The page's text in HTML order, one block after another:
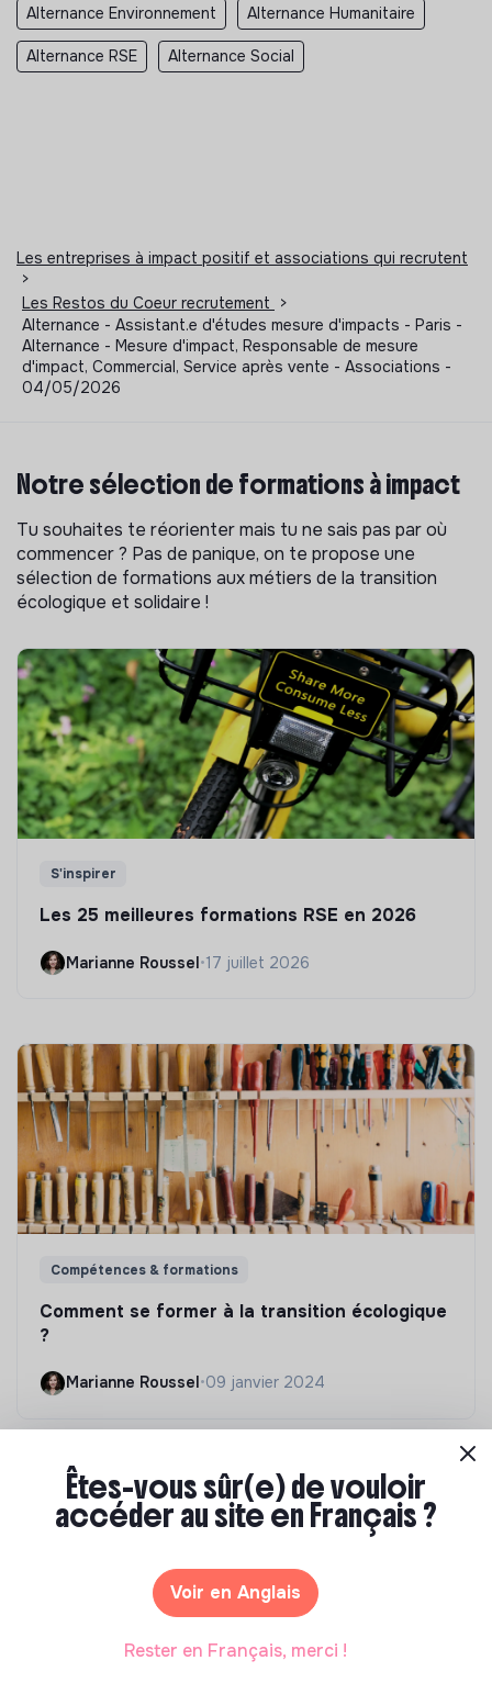
Alternance Environnement Alternance Humanitaire
Alternance RSE Alternance Social
Les entreprises à impact positif et associations qui recrutent
>
Les Restos du Coeur recrutement
>
Alternance - Assistant.e d'études mesure d'impacts - Paris -
Alternance - Mesure d'impact, Responsable de mesure
d'impact, Commercial, Service après vente - Associations -
04/05/2026
Notre sélection de formations à impact
Tu souhaites te réorienter mais tu ne sais pas par où
commencer ? Pas de panique, on te propose une
sélection de formations aux métiers de la transition
écologique et solidaire !
S'inspirer
Les 25 meilleures formations RSE en 2026
Marianne Roussel•17 juillet 2026
Compétences & formations
Comment se former à la transition écologique
?
Marianne Roussel •09 janvier 2024
Êtes-vous sûr(e) de vouloir
accéder au site en Français ?
Voir en Anglais
Rester en Français, merci !